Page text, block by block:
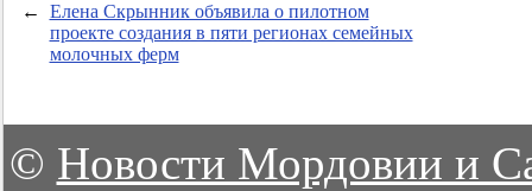
←
Елена Скрынник объявила о пилотном
проекте создания в пяти регионах семейных
молочных ферм
© Новости Мордовии и